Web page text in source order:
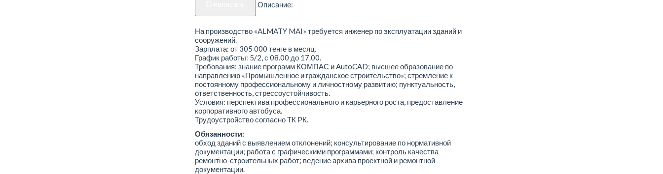
Описание:
На производство «ALMATY MAI» требуется инженер по эксплуатации зданий и
сооружений.
Зарплата: от 305 000 тенге в месяц.
График работы: 5/2, с 08.00 до 17.00.
Требования: знание программ КОМПАС и AutoCAD; высшее образование по
направлению «Промышленное и гражданское строительство»; стремление к
постоянному профессиональному и личностному развитию; пунктуальность,
ответственность, стрессоустойчивость.
Условия: перспектива профессионального и карьерного роста, предоставление
корпоративного автобуса.
Трудоустройство согласно ТК РК.
Обязанности:
обход зданий с выявлением отклонений; консультирование по нормативной
документации; работа с графическими программами; контроль качества
ремонтно-строительных работ; ведение архива проектной и ремонтной
документации.